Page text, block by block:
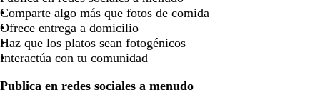
Comparte algo más que fotos de comida
Ofrece entrega a domicilio
Haz que los platos sean fotogénicos
Interactúa con tu comunidad
Publica en redes sociales a menudo